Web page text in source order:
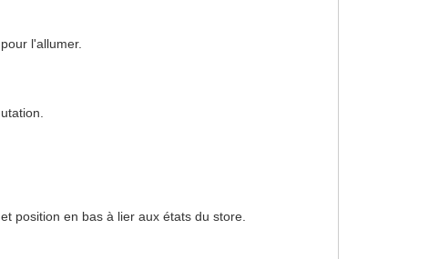
l'allumer.
position en bas à lier aux états du store.